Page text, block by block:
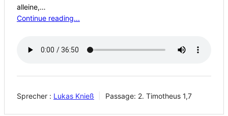
alleine,…
Continue reading...
Sprecher : Lukas Knieß Passage: 2. Timotheus 1,7